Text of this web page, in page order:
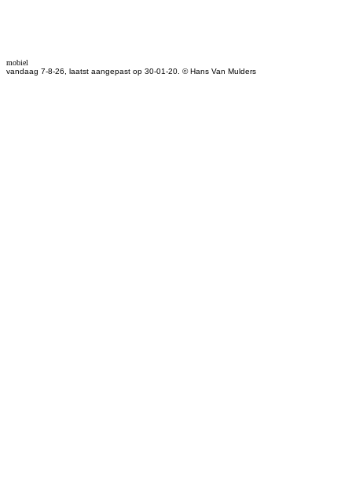
mobiel
vandaag 7-8-26, laatst aangepast op 30-01-20. © Hans Van Mulders